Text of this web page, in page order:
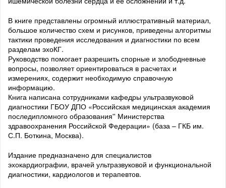
В книге представлены огромный иллюстративный материал,
большое количество схем и рисунков, приведены алгоритмы
тактики проведения исследования и диагностики по всем
разделам эхоКГ.
Руководство помогает разрешить спорные и злободневные
вопросы, позволяет ориентироваться в расчетах и
измерениях, содержит необходимую справочную
информацию.
Книга написана сотрудниками кафедры ультразвуковой
диагностики ГБОУ ДПО «Российская медицинская академия
последипломного образования'' Министерства
здравоохранения Российской Федерации» (база – ГКБ им.
С.П. Боткина, Москва).
Издание предназначено для специалистов
эхокардиографии, врачей ультразвуковой и функциональной
диагностики, кардиологов и терапевтов.